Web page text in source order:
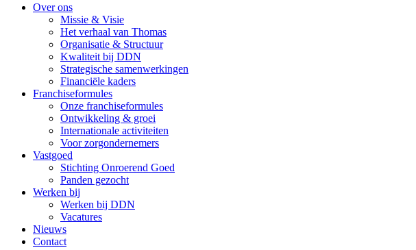
Over ons
Missie & Visie
Het verhaal van Thomas
Organisatie & Structuur
Kwaliteit bij DDN
Strategische samenwerkingen
Financiële kaders
Franchiseformules
Onze franchiseformules
Ontwikkeling & groei
Internationale activiteiten
Voor zorgondernemers
Vastgoed
Stichting Onroerend Goed
Panden gezocht
Werken bij
Werken bij DDN
Vacatures
Nieuws
Contact